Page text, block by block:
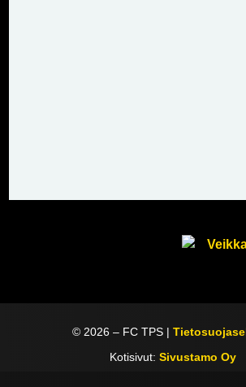
©2026 – FC TPS |
Kotisivut: Sivustamo Oy